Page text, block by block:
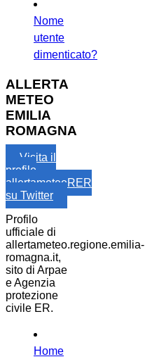
Nome
utente
dimenticato?
ALLERTA
METEO
EMILIA
ROMAGNA
Visita il
profilo
allertameteoRER
su Twitter
Profilo
ufficiale di
allertameteo.regione.emilia-
romagna.it,
sito di Arpae
e Agenzia
protezione
civile ER.
Home